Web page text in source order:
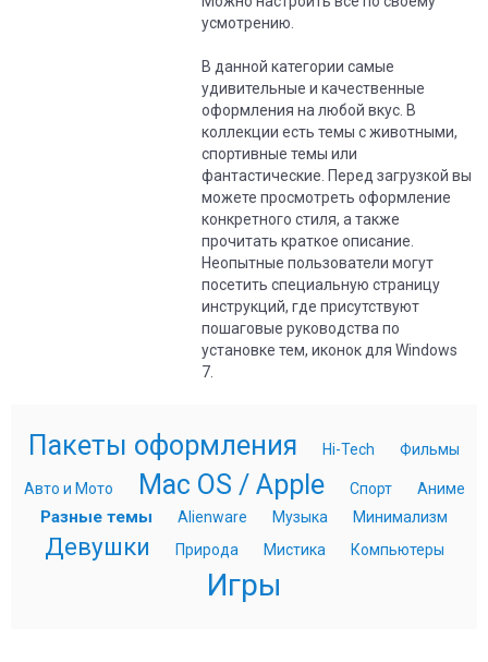
усмотрению.
В данной категории самые
удивительные и качественные
оформления на любой вкус. В
коллекции есть темы с животными,
спортивные темы или
фантастические. Перед загрузкой вы
можете просмотреть оформление
конкретного стиля, а также
прочитать краткое описание.
Неопытные пользователи могут
посетить специальную страницу
инструкций, где присутствуют
пошаговые руководства по
установке тем, иконок для Windows
7.
Пакеты оформления Hi-Tech Фильмы
Авто и Мото Mac OS / Apple Спорт Аниме
Разные темы Alienware Музыка Минимализм
Девушки Природа Мистика Компьютеры
Игры